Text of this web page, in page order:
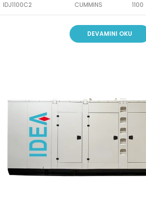
IDJ1100C2 CUMMINS 1100
DEVAMINI OKU